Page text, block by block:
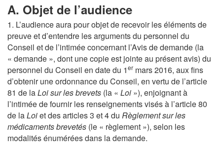
A. Objet de l’audience
1. L’audience aura pour objet de recevoir les éléments de
preuve et d’entendre les arguments du personnel du
Conseil et de l’intimée concernant l’Avis de demande (la
« demande », dont une copie est jointe au présent avis) du
personnel du Conseil en date du 1er mars 2016, aux fins
d’obtenir une ordonnance du Conseil, en vertu de l’article
81 de laLoi sur les brevets (la « Loi »), enjoignant à
l’intimée de fournir les renseignements visés à l’article 80
de laLoiet des articles 3 et 4 du Règlement sur les
médicaments brevetés (le « règlement »), selon les
modalités énumérées dans la demande.